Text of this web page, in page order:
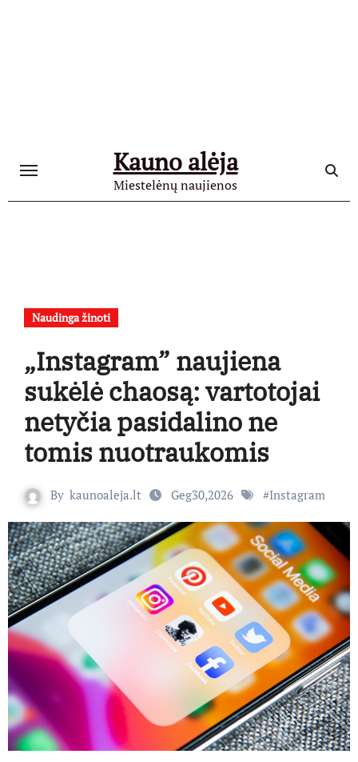
Kauno alėja
Miestelėnų naujienos
Naudinga žinoti
„Instagram” naujiena
sukėlė chaosą: vartotojai
netyčia pasidalino ne
tomis nuotraukomis
By kaunoaleja.lt Geg30,2026 #Instagram